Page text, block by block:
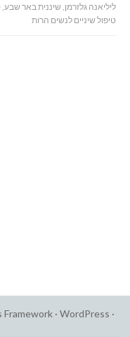
ליליאנה גלזרמן, שיננית באר שבע,
טיפול שיניים לנשים הרות
Framework · WordPress ·